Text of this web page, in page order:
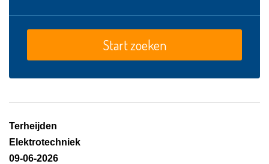
Terheijden
Elektrotechniek
09-06-2026